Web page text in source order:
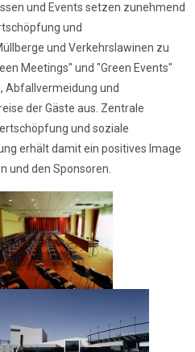
und Events setzen zunehmend
und
und Verkehrslawinen zu
Meetings" und "Green Events"
Abfallvermeidung und
der Gäste aus. Zentrale
und soziale
erhält damit ein positives Image
und den Sponsoren.